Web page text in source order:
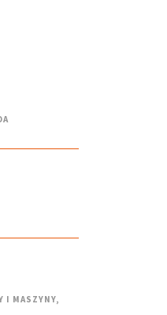
I MASZYNY,